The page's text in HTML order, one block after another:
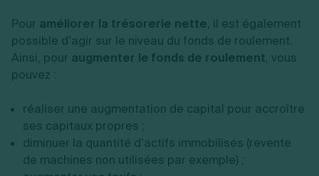
Pour améliorer la trésorerie nette, il est également
possible d’agir sur le niveau du fonds de roulement.
Ainsi, pour augmenter le fonds de roulement, vous
pouvez :
réaliser une augmentation de capital pour accroître
ses capitaux propres ;
diminuer la quantité d’actifs immobilisés (revente
de machines non utilisées par exemple) ;